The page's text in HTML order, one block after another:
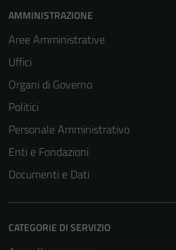
AMMINISTRAZIONE
Aree Amministrative
Uffici
Organi di Governo
Politici
Personale Amministrativo
Enti e Fondazioni
Documenti e Dati
CATEGORIE DI SERVIZIO